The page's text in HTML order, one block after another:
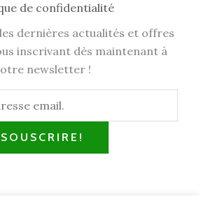
de confidentialité
dernières actualités et offres
inscrivant dès maintenant à
newsletter !
SOUSCRIRE!